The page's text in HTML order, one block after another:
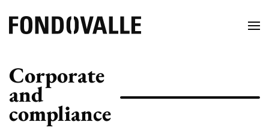
Corporate
and
compliance